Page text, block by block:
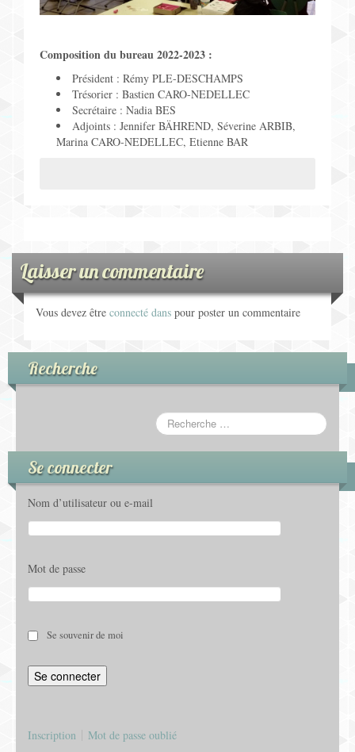
Composition du bureau 2022-2023 :
Président : Rémy PLE-DESCHAMPS
Trésorier : Bastien CARO-NEDELLEC
Secrétaire : Nadia BES
Adjoints : Jennifer BÄHREND, Séverine ARBIB,
Marina CARO-NEDELLEC, Etienne BAR
Laisser un commentaire
Vous devez être connecté dans pour poster un commentaire
Recherche
Se connecter
Nom d’utilisateur ou e-mail
Mot de passe
Se souvenir de moi
Inscription Mot de passe oublié